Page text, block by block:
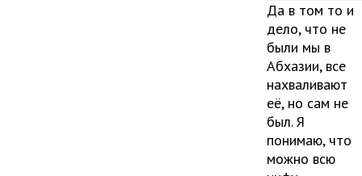
Да в том то и
дело, что не
были мы в
Абхазии, все
нахваливают
её, но сам не
был. Я
понимаю, что
можно всю